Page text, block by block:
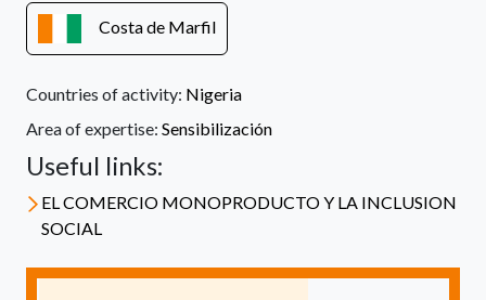
Costa de Marfil
Countries of activity: Nigeria
Area of expertise: Sensibilización
Useful links:
EL COMERCIO MONOPRODUCTO Y LA INCLUSION
SOCIAL